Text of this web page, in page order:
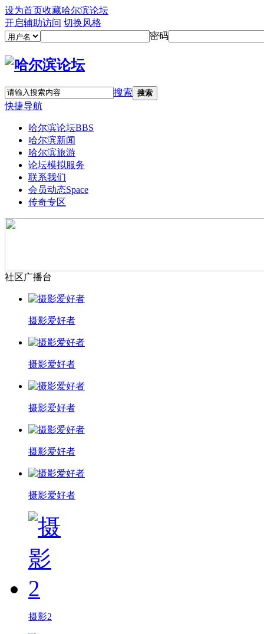
设为首页收藏哈尔滨论坛
开启辅助访问 切换风格
密码
搜索 搜索
快捷导航
哈尔滨论坛BBS
哈尔滨新闻
哈尔滨旅游
论坛模拟服务
联系我们
会员动态Space
传奇专区
社区广播台
摄影爱好者
摄影爱好者
摄影爱好者
摄影爱好者
摄影爱好者
摄影2